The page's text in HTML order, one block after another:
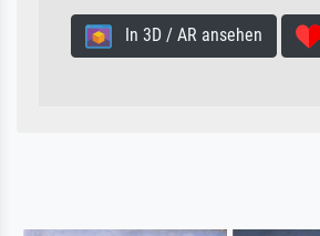
In 3D / AR ansehen